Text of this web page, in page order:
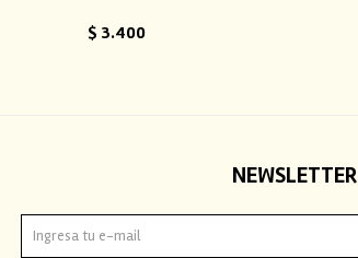
$ 3.400
NEWSLETTER